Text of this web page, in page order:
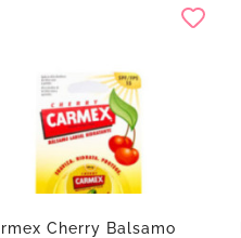
Cherry Balsamo